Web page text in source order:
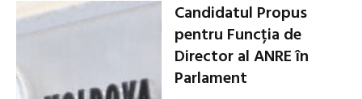
Candidatul Propus
pentru Funcția de
Director al ANRE în
Parlament